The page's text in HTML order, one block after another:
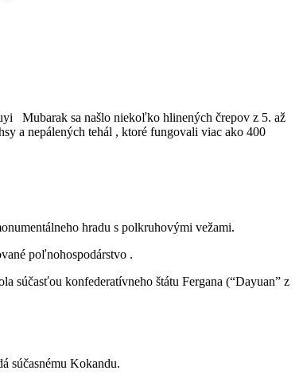
Mubarak sa našlo niekoľko hlinených črepov z 5. až
a nepálených tehál , ktoré fungovali viac ako 400
hradu s polkruhovými vežami.
poľnohospodárstvo .
súčasťou konfederatívneho štátu Fergana (“Dayuan” z
súčasnému Kokandu.